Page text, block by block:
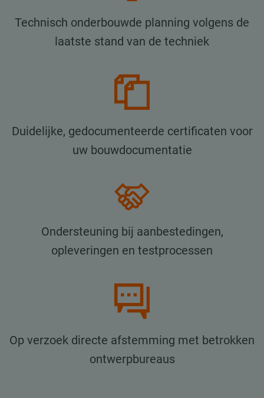
Technisch onderbouwde planning volgens de
laatste stand van de techniek
Duidelijke, gedocumenteerde certificaten voor
uw bouwdocumentatie
Ondersteuning bij aanbestedingen,
opleveringen en testprocessen
Op verzoek directe afstemming met betrokken
ontwerpbureaus